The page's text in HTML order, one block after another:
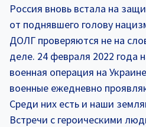
Россия вновь встала на
от поднявшего голову
ДОЛГ проверяются не на
деле. 24 февраля 2022 года
военная операция на
военные ежедневно
Среди них есть и наши
Встречи с героическими